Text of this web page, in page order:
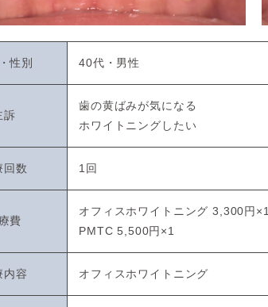
性別 40代・男性
訴
歯の黄ばみが気になる
ホワイトニングしたい
回数 1回
費
オフィスホワイトニング3,300円×1
PMTC 5,500円×1
内容 オフィスホワイトニング